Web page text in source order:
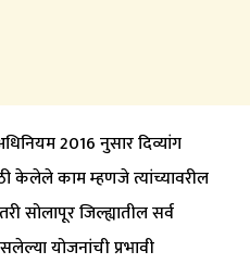
2016 नुसार दिव्यांग
केलेले काम म्हणजे त्यांच्यावरील
सोलापूर जिल्ह्यातील सर्व
योजनांची प्रभावी